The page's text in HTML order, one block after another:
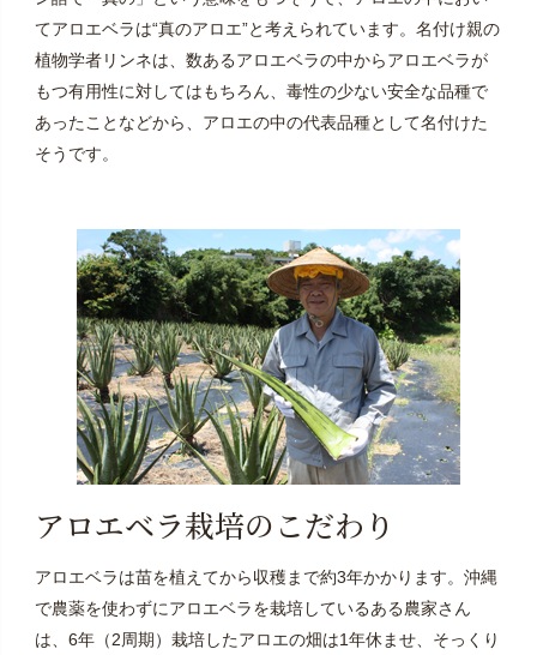
てアロエベラは“真のアロエ”と考えられています。名付け親の
植物学者リンネは、数あるアロエベラの中からアロエベラが
もつ有用性に対してはもちろん、毒性の少ない安全な品種で
あったことなどから、アロエの中の代表品種として名付けた
そうです。
アロエベラ栽培のこだわり
アロエベラは苗を植えてから収穫まで約3年かかります。沖縄
で農薬を使わずにアロエベラを栽培しているある農家さん
は、6年（2周期）栽培したアロエの畑は1年休ませ、そっくり